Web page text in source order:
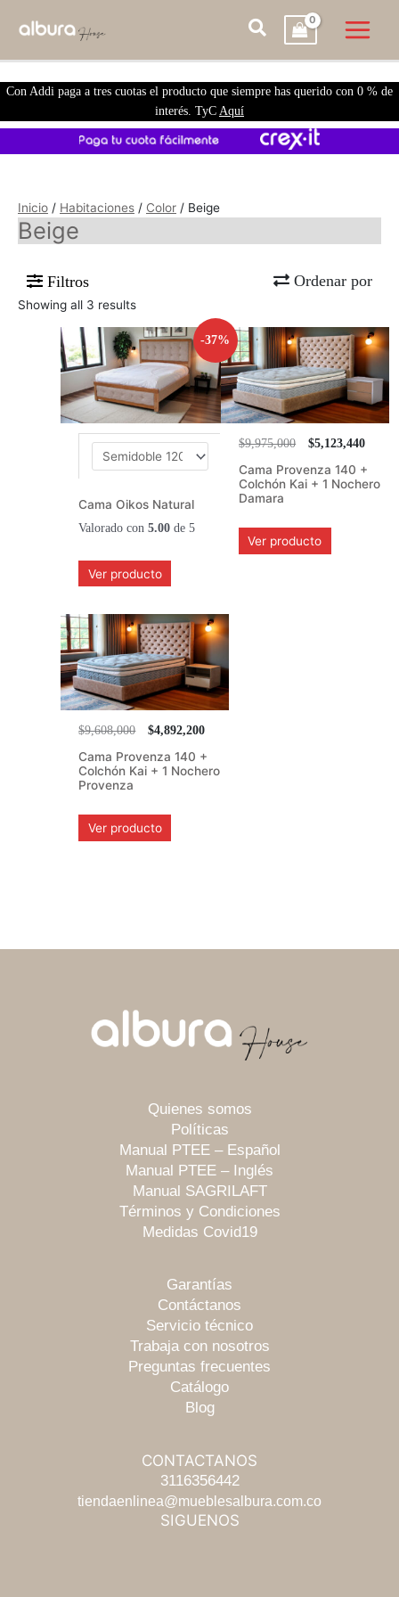
Con Addi paga a tres cuotas el producto que siempre has querido con 0 % de
interés. TyC Aquí
Inicio / Habitaciones / Color / Beige
Beige
Filtros Ordenar por
Showing all 3 results
-37%
Cama Oikos Natural
Valorado con5.00 de 5
Ver producto
$9,975,000 $5,123,440
Cama Provenza 140 +
Colchón Kai + 1 Nochero
Damara
Ver producto
$9,608,000 $4,892,200
Cama Provenza 140 +
Colchón Kai + 1 Nochero
Provenza
Ver producto
Quienes somos
Políticas
Manual PTEE – Español
Manual PTEE – Inglés
Manual SAGRILAFT
Términos y Condiciones
Medidas Covid19
Garantías
Contáctanos
Servicio técnico
Trabaja con nosotros
Preguntas frecuentes
Catálogo
Blog
CONTACTANOS
3116356442
tiendaenlinea@mueblesalbura.com.co
SIGUENOS